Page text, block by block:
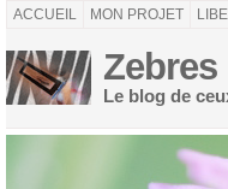
ACCUEIL MON PROJET
Zebres
Le blog de